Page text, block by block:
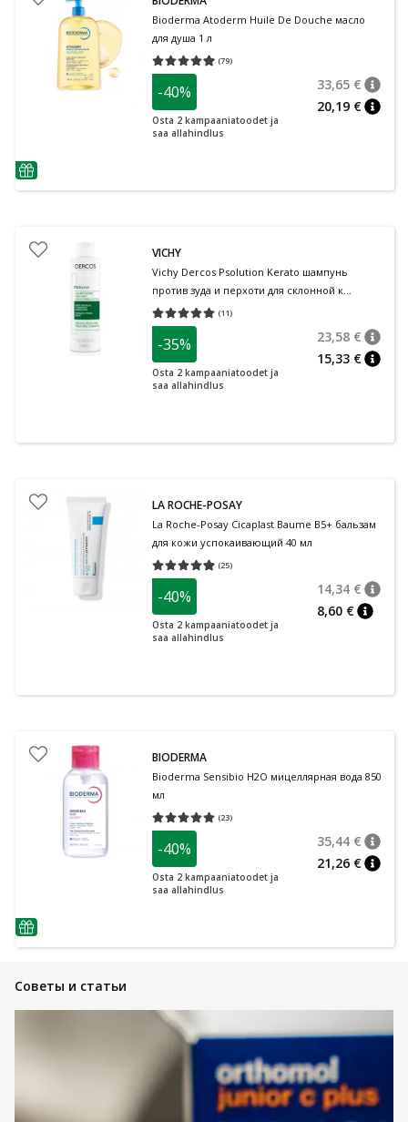
nõuanne
Bioderma Atoderm Huile De Douche масло
для душа 1 л
(79)
Средняя оценка 4.95
-40%
Osta 2 kampaaniatoodet ja
saa allahindlus
33,65 €
20,19 €
VICHY
Vichy Dercos Psolution Kerato шампунь
против зуда и перхоти для склонной к
псориазу кожи головы 200 мл
(11)
Средняя оценка 5.00
-35%
Osta 2 kampaaniatoodet ja
saa allahindlus
23,58 €
15,33 €
LA ROCHE-POSAY
La Roche-Posay Cicaplast Baume B5+ бальзам
для кожи успокаивающий 40 мл
(25)
Средняя оценка 4.92
-40%
Osta 2 kampaaniatoodet ja
saa allahindlus
14,34 €
8,60 €
nõuanne
BIODERMA
Bioderma Sensibio H2O мицеллярная вода 850
мл
(23)
Средняя оценка 5.00
-40%
Osta 2 kampaaniatoodet ja
saa allahindlus
35,44 €
21,26 €
Советы и статьи